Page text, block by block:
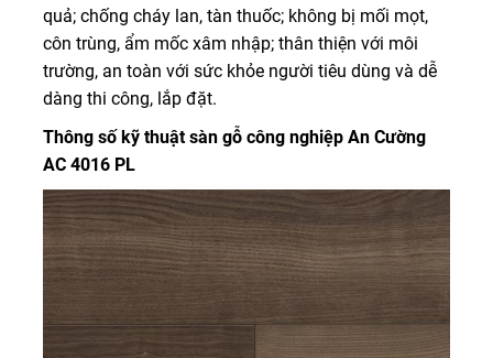
quả; chống cháy lan, tàn thuốc; không bị mối mọt,
côn trùng, ẩm mốc xâm nhập; thân thiện với môi
trường, an toàn với sức khỏe người tiêu dùng và dễ
dàng thi công, lắp đặt.
Thông số kỹ thuật sàn gỗ công nghiệp An Cường
AC 4016 PL